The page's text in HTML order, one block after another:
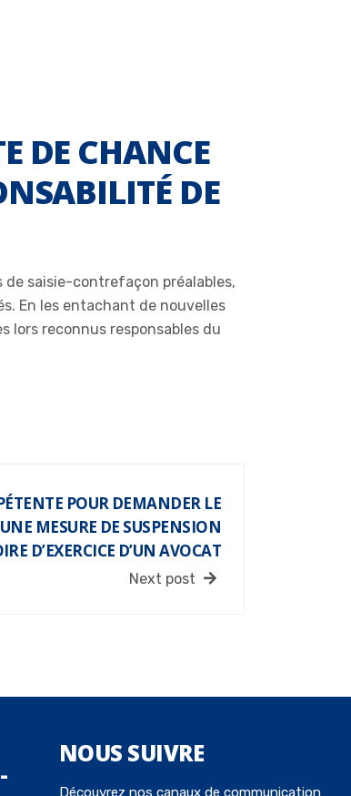
DE CHANCE
DE
saisie-contrefaçon préalables,
En les entachant de nouvelles
lors reconnus responsables du
POUR DEMANDER LE
MESURE DE SUSPENSION
D’EXERCICE D’UN AVOCAT
Next post
NOUS SUIVRE
Découvrez nos canaux de communication